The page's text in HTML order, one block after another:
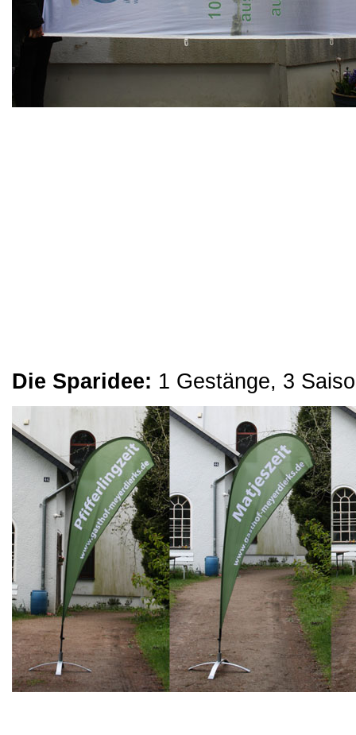
Die Sparidee: 1 Gestänge, 3